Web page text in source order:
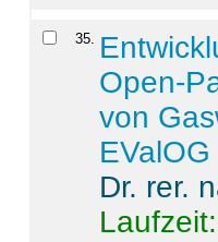
35.
Open-
von
EValOG
Dr. rer.